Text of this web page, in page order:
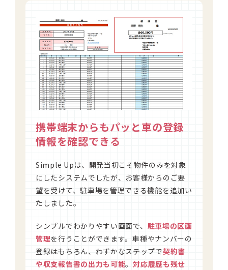
携帯端末からもパッと車の登録
情報を確認できる
Simple Upは、開発当初こそ物件のみを対象
にしたシステムでしたが、お客様からのご要
望を受けて、駐車場を管理できる機能を追加い
たしました。
シンプルでわかりやすい画面で、 駐車場の区画
管理を行うことができます。車種やナンバーの
登録はもちろん、わずかなステップで契約書
や収支報告書の出力も可能。対応履歴も残せ